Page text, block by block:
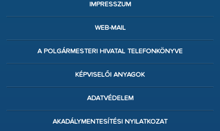
IMPRESSZUM
WEB-MAIL
A POLGÁRMESTERI HIVATAL TELEFONKÖNYVE
KÉPVISELŐI ANYAGOK
ADATVÉDELEM
AKADÁLYMENTESÍTÉSI NYILATKOZAT